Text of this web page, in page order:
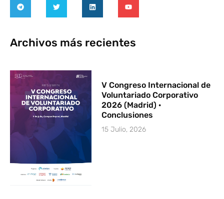
Archivos más recientes
V Congreso Internacional de
Voluntariado Corporativo
2026 (Madrid) ·
Conclusiones
15 Julio, 2026